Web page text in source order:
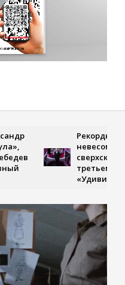
Рекордная гибкость,
невесомая походка и
сверхскоростное
третьем выпуске шоу
«Удивительные